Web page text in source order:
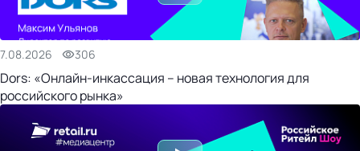
7.08.2026 306
Dors: «Онлайн-инкассация – новая технология для
российского рынка»